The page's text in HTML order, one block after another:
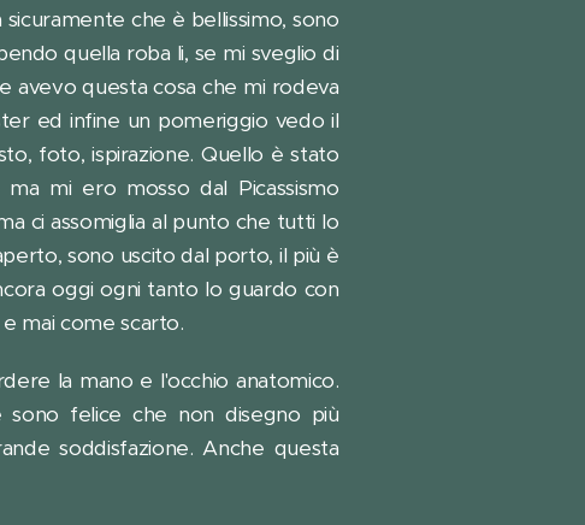
che è bellissimo, sono
quella roba li, se mi sveglio di
questa cosa che mi rodeva
ed infine un pomeriggio vedo il
foto, ispirazione. Quello è stato
mi ero mosso dal Picassismo
ci assomiglia al punto che tutti lo
sono uscito dal porto, il più è
oggi ogni tanto lo guardo con
mai come scarto.
la mano e l'occhio anatomico.
felice che non disegno più
soddisfazione. Anche questa